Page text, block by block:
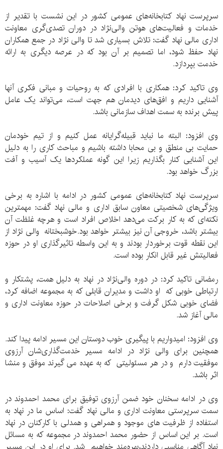
سرپرست نهاد کتابخانه‌های عمومی کشور در این نشست با تقدیر از
خدمات و فعالیت‌های هوتن والی‌نژاد در دوران تصدی‌گری معاونت
اداری مالی نهاد گفت: تلاش بسیاری شد تا والی نژاد در جمع همکاران
نهاد حفظ شود، اما تصمیم بر آن بود که در عرصه دیگری به ارائه
خدمت بپردازد.
وی تاکید کرد: همکاری با افرادی که به روحیات و مبانی فکری آنها
آشنایی داریم و افق‌های دیدمان هم جهت است، می‌تواند یک عامل
پیش برنده به سمت اهداف سازمانی باشد.
وی افزود: البته ما نباید قبیله‌گرایانه عمل کنیم و از تیم خودمان
حمایت بی منطق و بی محابا داشته باشیم و مباحث کاری را به دلیل
این آشنایی کنار بگذاریم زیرا این گونه عملکردها یک آسیب و آفت
بزرگ خواهد بود.
سرپرست نهاد کتابخانه‌های عمومی کشور در ادامه با اشاره به برخی
ویژگی‌های شخصیتی معاون سابق اداری و مالی نهاد گفت: مهمترین
نکته‌ای که به کار برکت می‌دهد اخلاص افراد است و هرچه غلظت آن
بیشتر باشد، خروجی آن نیز بیشتر خواهد بود.خوشبختانه والی نژاد از
این نقطه قوت برخوردار بودند و به این واسطه تاثیرگذاری او در حوزه
فعالیتش غیر قابل انکار بوده است.
رمضانی تاکید کرد: در دوره والی‌نژاد در نهاد به دلیل همت، پشتکار و
ارتباطی خوبی که او داشت و مدیران قابلی که به مجموعه اضافه کرد،
فضای خوبی شکل گرفت و برخی اصلاحات در حوزه معاونت اداری و
مالی آغاز شد.
وی افزود: امیدواریم با پیگیری خوب دوستان این مسیر ادامه پیدا کند.
همچنین برای والی نژاد در ادامه مسیر خدمت‌گذاری‌شان آرزوی
موفقیت دارم و در هر مسئولیتی که به عهده می گیرند موفق و منشا
اثر باشد.
وی در ادامه سخنان خود ضمن آرزوی توفیق برای محمد احمدوند در
سمت سرپرستی معاونت اداری و مالی نهاد گفت: اساس ما در نهاد به
استفاده از ظرفیت های موجود و همراهی و همدلی با کارکنان در نهاد
است. بر این اساس از حضور محمد احمدوند در مجموعه که به مسائل